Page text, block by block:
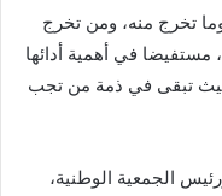
وما تخرج منه، ومن تخرج
في أهمية أدائها
حيث تبقى في ذمة من تجب
الجمعية الوطنية،